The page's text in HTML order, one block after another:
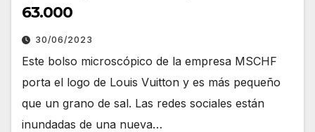
63.000
30/06/2023
Este bolso microscópico de la empresa MSCHF
porta el logo de Louis Vuitton y es más pequeño
que un grano de sal. Las redes sociales están
inundadas de una nueva…